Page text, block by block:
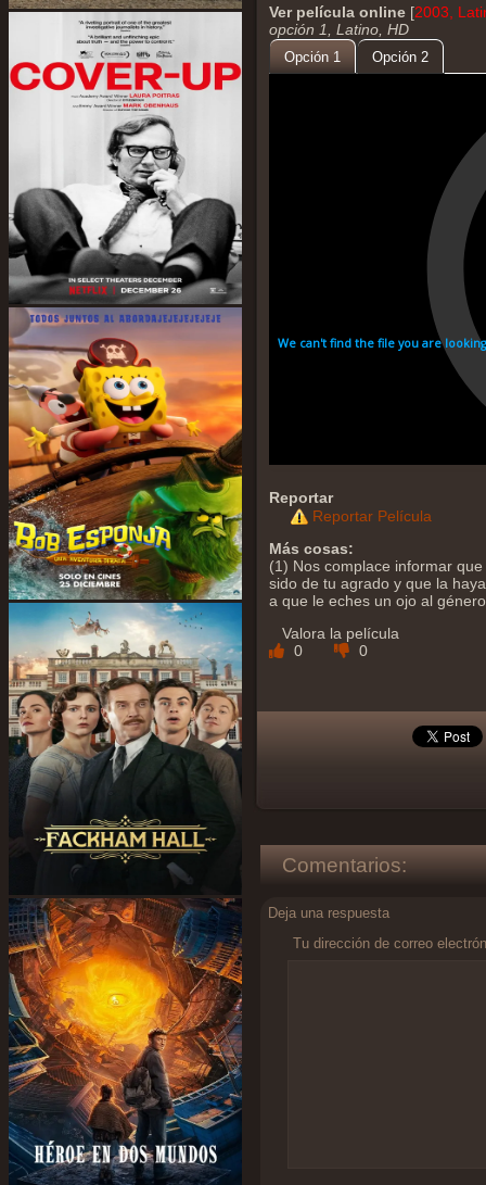
Ver película online [2003,
opción 1, Latino, HD
Opción 1 Opción 2
Reportar
Reportar Película
Más cosas:
(1) Nos complace informar
sido de tu agrado y que la
a que le eches un ojo al
Valora la película
0
0
Comentarios:
Deja una respuesta
Tu dirección de correo